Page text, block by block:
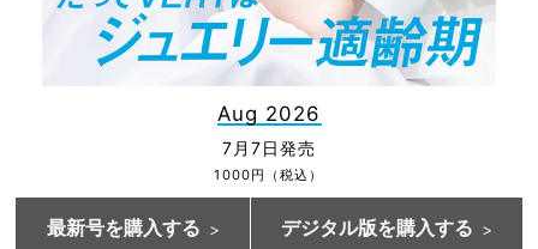
Aug 2026
7月7日発売
1000円（税込）
最新号を購入する デジタル版を購入する